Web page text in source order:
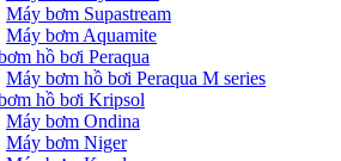
Máy bơm Supastream
Máy bơm Aquamite
hồ bơi Peraqua
Máy bơm hồ bơi Peraqua M series
hồ bơi Kripsol
Máy bơm Ondina
Máy bơm Niger